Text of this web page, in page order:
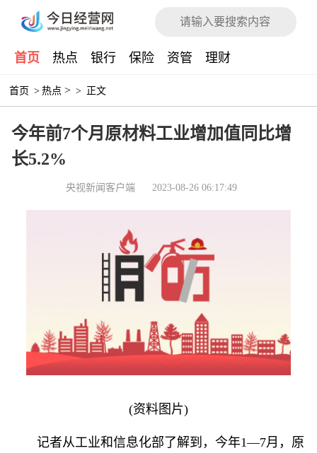
首页 热点 银行 保险 资管 理财
首页 > 热点 > > 正文
今年前7个月原材料工业增加值同比增
长5.2%
央视新闻客户端 2023-08-26 06:17:49
(资料图片)
记者从工业和信息化部了解到，今年1—7月，原